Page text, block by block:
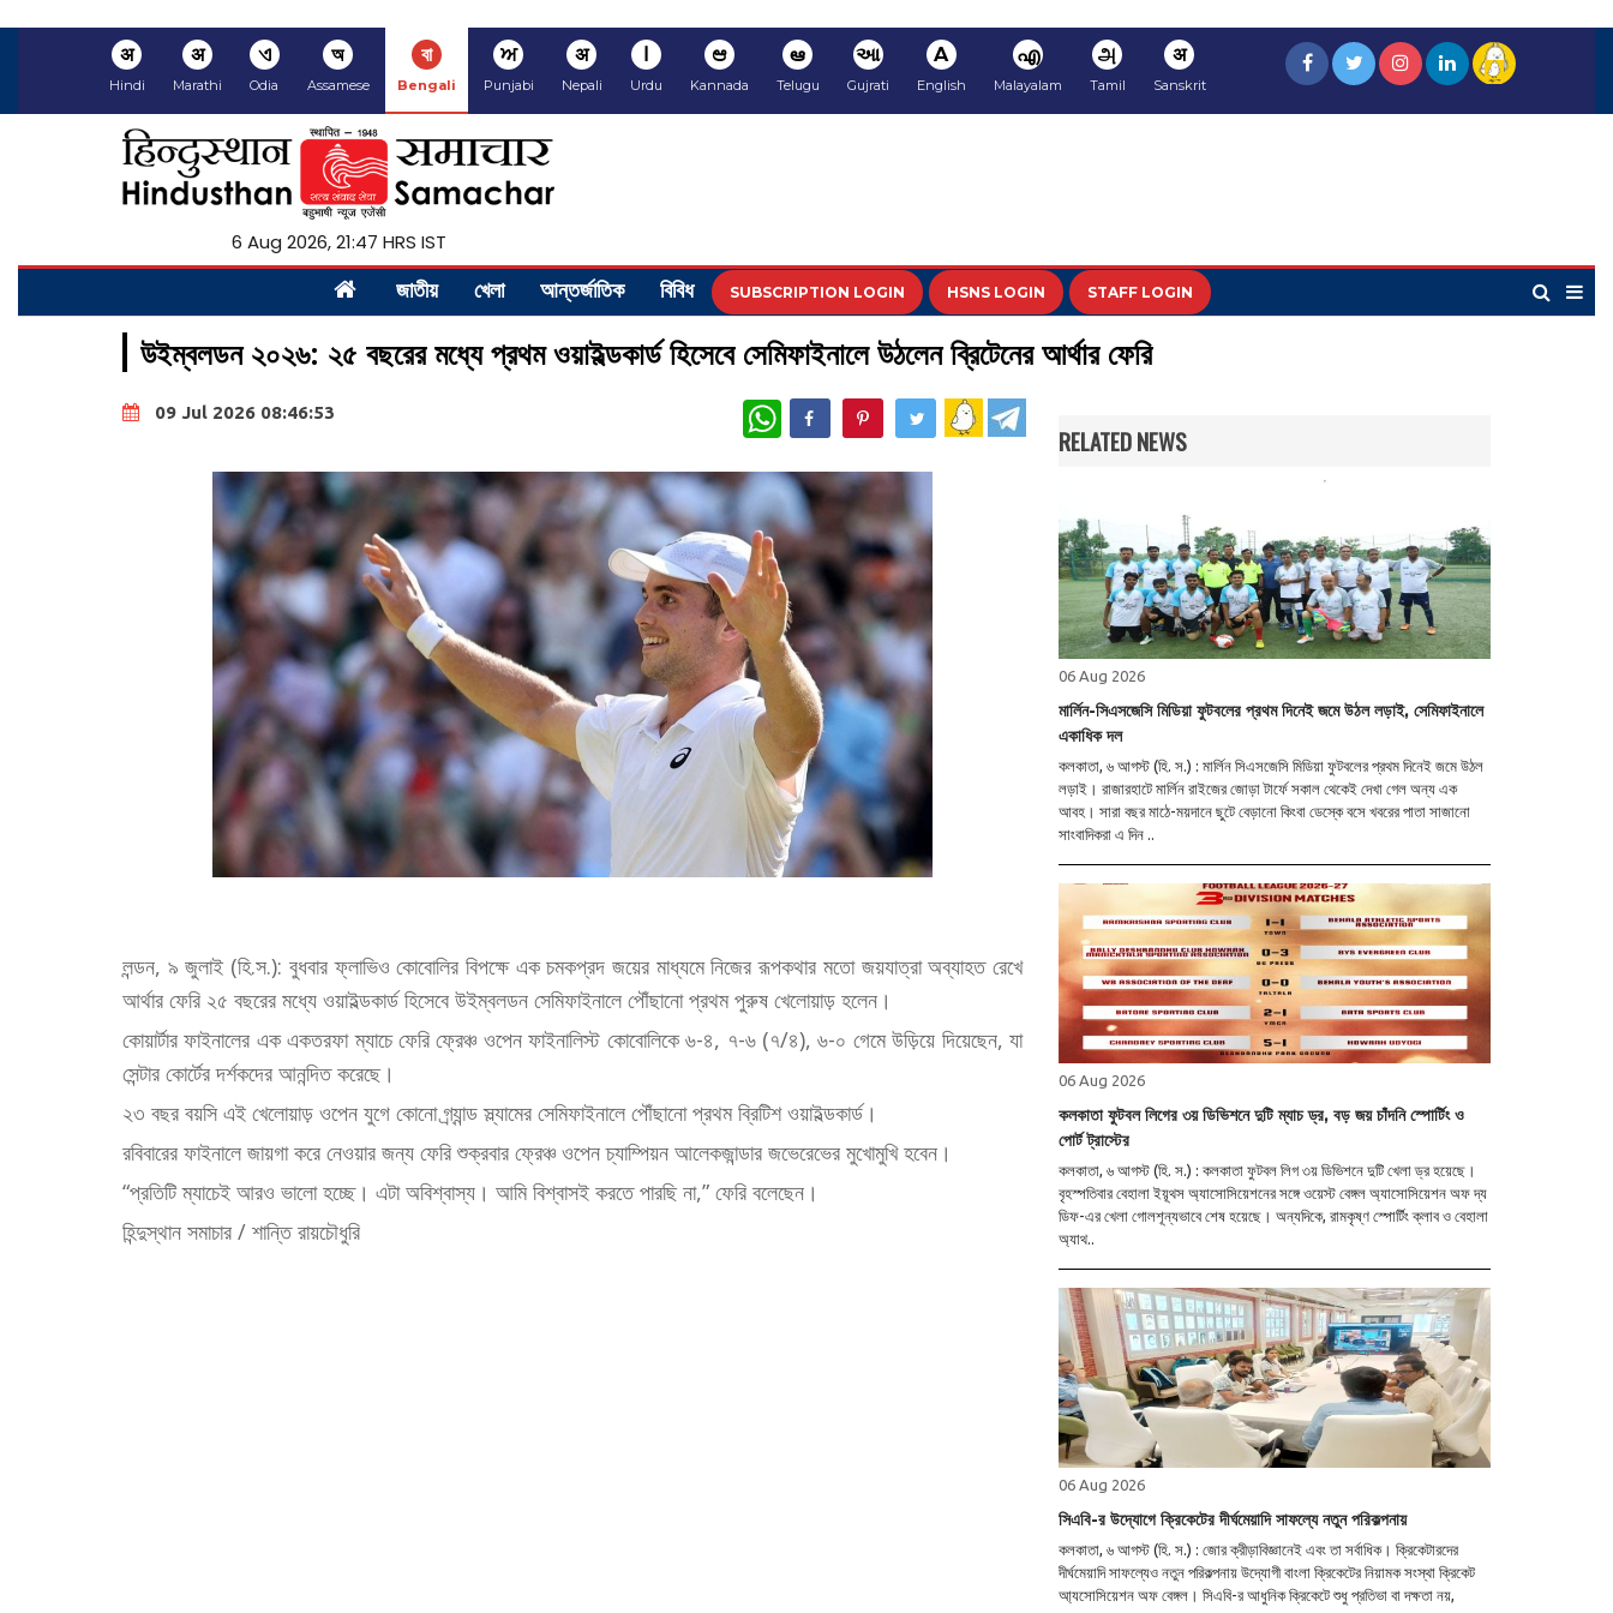
अ
Hindi
अ
Marathi
ଏ
Odia
অ
Assamese
বা
Bengali
ਅ
Punjabi
अ
Nepali
ا
Urdu
ಆ
Kannada
ఆ
Telugu
આ
Gujrati
A
English
എ
Malayalam
அ
Tamil
अ
Sanskrit
6 Aug 2026, 21:47 HRS IST
জাতীয় খেলা আন্তর্জাতিক বিবিধ SUBSCRIPTION LOGIN HSNS LOGIN STAFF LOGIN
উইম্বলডন ২০২৬: ২৫ বছরের মধ্যে প্রথম ওয়াইল্ডকার্ড হিসেবে সেমিফাইনালে উঠলেন ব্রিটেনের আর্থার ফেরি
09 Jul 2026 08:46:53 WhatsApp
লন্ডন, ৯ জুলাই (হি.স.): বুধবার ফ্লাভিও কোবোলির বিপক্ষে এক চমকপ্রদ জয়ের মাধ্যমে নিজের রূপকথার মতো জয়যাত্রা অব্যাহত রেখে
আর্থার ফেরি ২৫ বছরের মধ্যে ওয়াইল্ডকার্ড হিসেবে উইম্বলডন সেমিফাইনালে পৌঁছানো প্রথম পুরুষ খেলোয়াড় হলেন।
কোয়ার্টার ফাইনালের এক একতরফা ম্যাচে ফেরি ফ্রেঞ্চ ওপেন ফাইনালিস্ট কোবোলিকে ৬-৪, ৭-৬ (৭/৪), ৬-০ গেমে উড়িয়ে দিয়েছেন, যা
সেন্টার কোর্টের দর্শকদের আনন্দিত করেছে।
২৩ বছর বয়সি এই খেলোয়াড় ওপেন যুগে কোনো গ্র্যান্ড স্ল্যামের সেমিফাইনালে পৌঁছানো প্রথম ব্রিটিশ ওয়াইল্ডকার্ড।
রবিবারের ফাইনালে জায়গা করে নেওয়ার জন্য ফেরি শুক্রবার ফ্রেঞ্চ ওপেন চ্যাম্পিয়ন আলেকজান্ডার জভেরেভের মুখোমুখি হবেন।
“প্রতিটি ম্যাচেই আরও ভালো হচ্ছে। এটা অবিশ্বাস্য। আমি বিশ্বাসই করতে পারছি না,” ফেরি বলেছেন।
হিন্দুস্থান সমাচার / শান্তি রায়চৌধুরি
RELATED NEWS
06 Aug 2026
মার্লিন-সিএসজেসি মিডিয়া ফুটবলের প্রথম দিনেই জমে উঠল লড়াই, সেমিফাইনালে
একাধিক দল
কলকাতা, ৬ আগস্ট (হি. স.) : মার্লিন সিএসজেসি মিডিয়া ফুটবলের প্রথম দিনেই জমে উঠল
লড়াই। রাজারহাটে মার্লিন রাইজের জোড়া টার্ফে সকাল থেকেই দেখা গেল অন্য এক
আবহ। সারা বছর মাঠে-ময়দানে ছুটে বেড়ানো কিংবা ডেস্কে বসে খবরের পাতা সাজানো
সাংবাদিকরা এ দিন ..
06 Aug 2026
কলকাতা ফুটবল লিগের ৩য় ডিভিশনে দুটি ম্যাচ ড্র, বড় জয় চাঁদনি স্পোর্টিং ও
পোর্ট ট্রাস্টের
কলকাতা, ৬ আগস্ট (হি. স.) : কলকাতা ফুটবল লিগ ৩য় ডিভিশনে দুটি খেলা ড্র হয়েছে।
বৃহস্পতিবার বেহালা ইয়ূথস অ্যাসোসিয়েশনের সঙ্গে ওয়েস্ট বেঙ্গল অ্যাসোসিয়েশন অফ দ্য
ডিফ-এর খেলা গোলশূন্যভাবে শেষ হয়েছে। অন্যদিকে, রামকৃষ্ণ স্পোর্টিং ক্লাব ও বেহালা
অ্যাথ..
06 Aug 2026
সিএবি-র উদ্যোগে ক্রিকেটের দীর্ঘমেয়াদি সাফল্যে নতুন পরিকল্পনায়
কলকাতা, ৬ আগস্ট (হি. স.) : জোর ক্রীড়াবিজ্ঞানেই এবং তা সর্বাধিক। ক্রিকেটারদের
দীর্ঘমেয়াদি সাফল্যেও নতুন পরিকল্পনায় উদ্যোগী বাংলা ক্রিকেটের নিয়ামক সংস্থা ক্রিকেট
আ্যসোসিয়েশন অফ বেঙ্গল। সিএবি-র আধুনিক ক্রিকেটে শুধু প্রতিভা বা দক্ষতা নয়,